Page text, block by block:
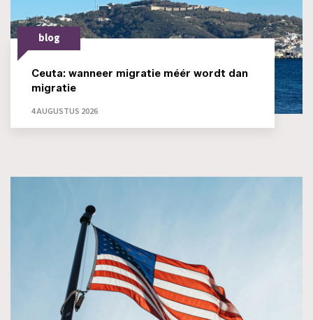
blog
Ceuta: wanneer migratie méér wordt dan
migratie
4 AUGUSTUS 2026